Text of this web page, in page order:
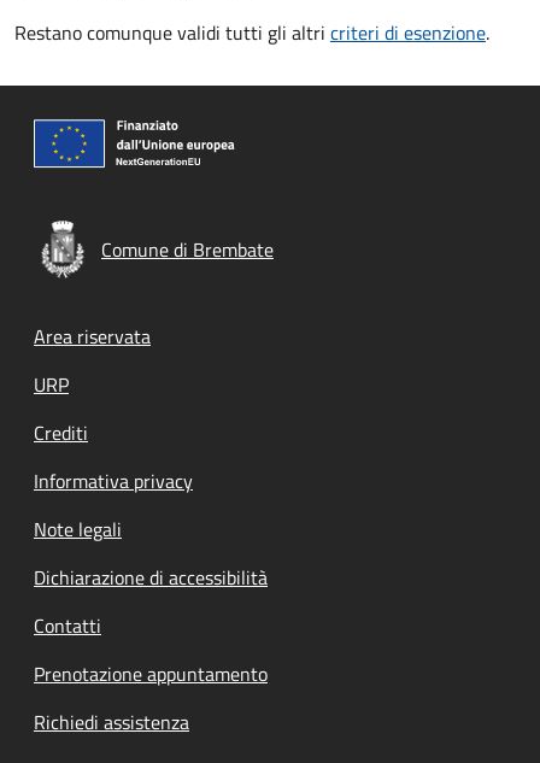
Restano comunque validi tutti gli altri criteri di esenzione.
Comune di Brembate
Footer menu
Area riservata
URP
Crediti
Informativa privacy
Note legali
Dichiarazione di accessibilità
Contatti
Prenotazione appuntamento
Richiedi assistenza